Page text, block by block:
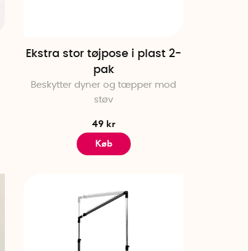
Ekstra stor tøjpose i plast 2-
pak
Beskytter dyner og tæpper mod
støv
49 kr
Køb